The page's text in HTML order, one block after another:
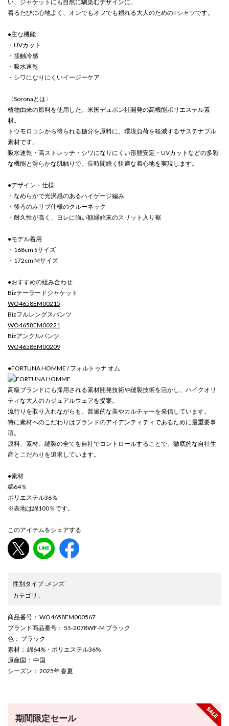
い、ジャケットにも自然に馴染むデザインに。
着るたびに心地よく、オンでもオフでも頼れる大人のためのTシャツです。
●主な機能
・UVカット
・接触冷感
・吸水速乾
・シワになりにくいイージーケア
〈Soronaとは〉
植物由来の原料を使用した、米国デュポン社開発の高機能ポリエステル素
材。
トウモロコシから得られる糖分を原料に、環境負荷を軽減するサステナブル
素材です。
吸水速乾・高ストレッチ・シワになりにくい形態安定・UVカットなどの多彩
な機能と滑らかな肌触りで、長時間続く快適な着心地を実現します。
●デザイン・仕様
・なめらかで光沢感のあるハイゲージ編み
・後ろのみリブ仕様のクルーネック
・耐久性が高く、ヨレに強い額縁始末のスリット入り裾
●モデル着用
・168cm Sサイズ
・172cm Mサイズ
●おすすめの組み合わせ
Bizテーラードジャケット
WO4658EM00215
Bizフルレングスパンツ
WO4658EM00221
Bizアンクルパンツ
WO4658EM00209
●FORTUNA HOMME / フォルトゥナ オム
高級ブランドにも採用される素材開発技術や縫製技術を活かし、ハイクオリ
ティな大人のカジュアルウェアを提案。
流行りを取り入れながらも、普遍的な美やカルチャーを発信しています。
特に素材へのこだわりはブランドのアイデンティティであるために最重要事
項。
原料、素材、縫製の全てを自社でコントロールすることで、徹底的な自社生
産とこだわりを追求しています。
●素材
綿64％
ポリエステル36％
※表地は綿100％です。
このアイテムをシェアする
性別タイプ:メンズ
カテゴリ :
商品番号 ： WO4658EM000567
ブランド商品番号 ： 55-2078WF-M ブラック
色 ： ブラック
素材 ： 綿64%・ポリエステル36%
原産国 ： 中国
シーズン ： 2025年 春夏
期間限定セール